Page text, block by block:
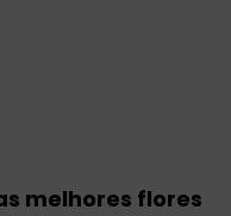
melhores flores